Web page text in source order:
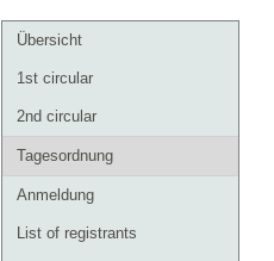
Veranstaltungsmenü
Übersicht
1st circular
2nd circular
Tagesordnung
Anmeldung
List of registrants